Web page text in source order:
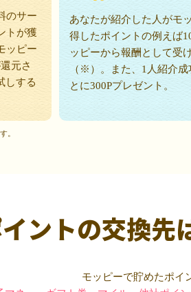
のサー
トが獲
ッピー
元さ
しする
あなたが紹介した人がモ
得したポイントの例えば
ッピーから報酬として受
（※）。また、1人紹介
とに300Pプレゼント。
。
ントの交換先
モッピーで貯めたポイ